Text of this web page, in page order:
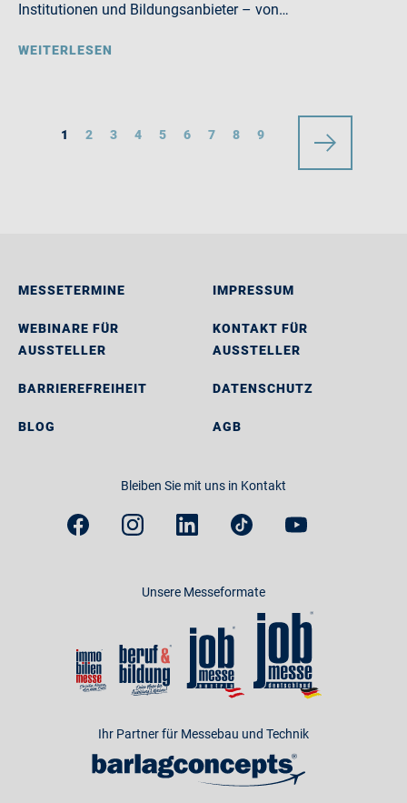
Institutionen und Bildungsanbieter – von…
WEITERLESEN
1 2 3 4 5 6 7 8 9
MESSETERMINE
WEBINARE FÜR
AUSSTELLER
BARRIEREFREIHEIT
BLOG
IMPRESSUM
KONTAKT FÜR
AUSSTELLER
DATENSCHUTZ
AGB
Bleiben Sie mit uns in Kontakt
Unsere Messeformate
Ihr Partner für Messebau und Technik